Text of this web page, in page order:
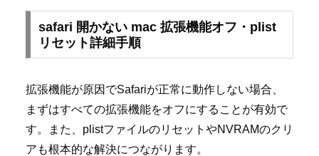
safari 開かない mac 拡張機能オフ・plist
リセット詳細手順
拡張機能が原因でSafariが正常に動作しない場合、
まずはすべての拡張機能をオフにすることが有効で
す。また、plistファイルのリセットやNVRAMのクリ
アも根本的な解決につながります。